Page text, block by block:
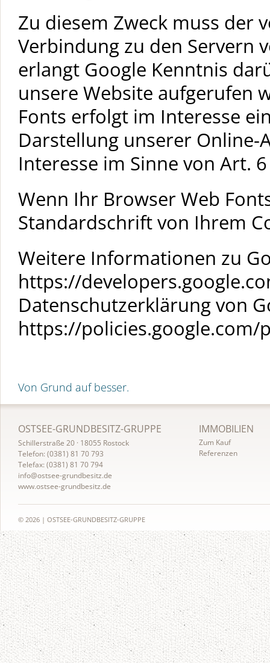
Zu diesem Zweck muss der
Verbindung zu den Servern
erlangt Google Kenntnis
unsere Website aufgerufen
Fonts erfolgt im Interesse
Darstellung unserer Online-
Interesse im Sinne von Art.
Wenn Ihr Browser Web
Standardschrift von Ihrem
Weitere Informationen zu
https://
Datenschutzerklärung von
https://policies.google.com/
Von Grund auf besser.
N
a
v
t
o
n
ü
b
e
r
s
r
i
IMMOBILIEN
Zum Kauf
Referenzen
© 2026 | OSTSEE-GRUNDBESITZ-GRUPPE
OSTSEE-GRUNDBESITZ-GRUPPE
Schillerstraße 20 · 18055 Rostock
Telefon: (0381) 81 70 793
Telefax: (0381) 81 70 794
info@ostsee-grundbesitz.de
www.ostsee-grundbesitz.de